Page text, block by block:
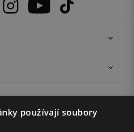
používají soubory